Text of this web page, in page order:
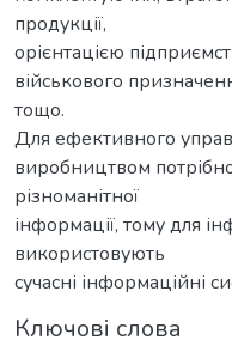
продукції,
орієнтацією
військового
тощо.
Для ефективного
виробництвом
різноманітної
інформації, тому для
використовують
сучасні інформаційні
Ключові слова